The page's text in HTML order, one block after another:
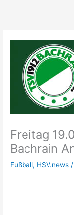
Freitag
Bachrain
Fußball, HSV.news /